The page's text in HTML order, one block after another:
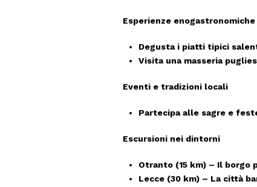
Esperienze enogastronomiche
Degusta i piatti tipici
Visita una masseria
Eventi e tradizioni locali
Partecipa alle sagre e
Escursioni nei dintorni
Otranto (15 km) – Il borgo
Lecce (30 km) – La città